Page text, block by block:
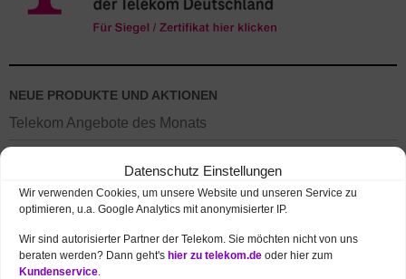
Datenschutz Einstellungen
Wir verwenden Cookies, um unsere Website und unseren Service zu
optimieren, u.a. Google Analytics mit anonymisierter IP.
Wir sind autorisierter Partner der Telekom. Sie möchten nicht von uns
beraten werden? Dann geht's hier zu telekom.de oder hier zum
Kundenservice
NEUE PRODUKTE UND AKTIONEN
Telekom Angebote des Monats
FritzBox ab 1 € – 7690, 7530, 5690, 5530